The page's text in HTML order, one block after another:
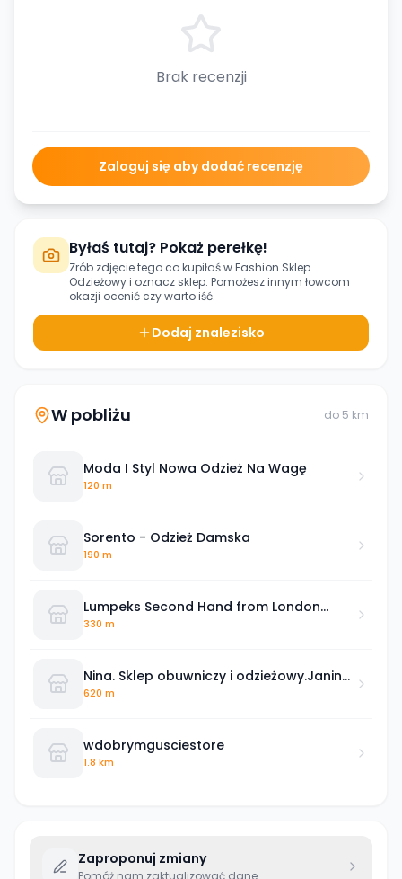
Brak recenzji
Zaloguj się aby dodać recenzję
Byłaś tutaj? Pokaż perełkę!
Zrób zdjęcie tego co kupiłaś wFashion Sklep
Odzieżowyi oznacz sklep. Pomożesz innym łowcom
okazji ocenić czy warto iść.
Dodaj znalezisko
W pobliżu do 5 km
Moda I Styl Nowa Odzież Na Wagę
120 m
Sorento - Odzież Damska
190 m
Lumpeks Second Hand from London
***co tydzień nowe dostawy***
330 m
Nina. Sklep obuwniczy i odzieżowy.Janina
Jóźwiak
620 m
wdobrymgusciestore
1.8 km
Zaproponuj zmiany
Pomóż nam zaktualizować dane